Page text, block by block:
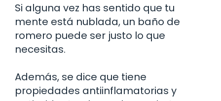
Si alguna vez has sentido que tu
mente está nublada, un baño de
romero puede ser justo lo que
necesitas.
Además, se dice que tiene
propiedades antiinflamatorias y